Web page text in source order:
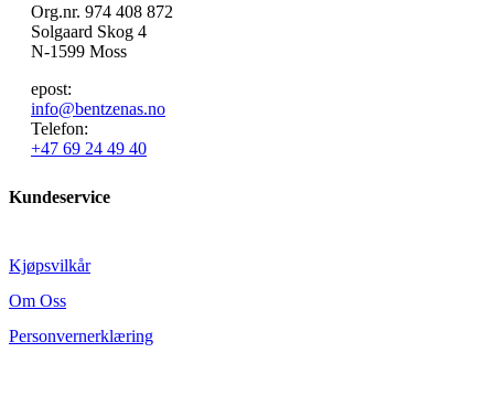
Org.nr. 974 408 872
Solgaard Skog 4
N-1599 Moss
epost:
info@bentzenas.no
Telefon:
+47 69 24 49 40
Kundeservice
Kjøpsvilkår
Om Oss
Personvernerklæring